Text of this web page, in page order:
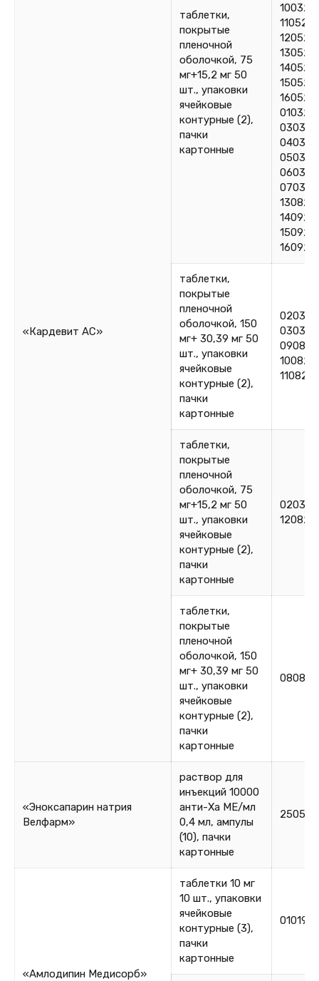
«Кардевит АС»
таблетки,
покрытые
пленочной
оболочкой, 75
мг+15,2 мг 50
шт., упаковки
ячейковые
контурные (2),
пачки
картонные
100324,
110524,
120524,
130524,
140524,
150524,
160524,
010325,
130825,
140925,
150925,
таблетки,
покрытые
пленочной
оболочкой, 150
мг+ 30,39 мг 50
шт., упаковки
ячейковые
контурные (2),
пачки
картонные
100825,
110825
таблетки,
покрытые
пленочной
оболочкой, 75
мг+15,2 мг 50
шт., упаковки
ячейковые
контурные (2),
пачки
картонные
120825
таблетки,
покрытые
пленочной
оболочкой, 150
мг+ 30,39 мг 50
шт., упаковки
ячейковые
контурные (2),
пачки
картонные
080825
«Эноксапарин натрия
Велфарм»
раствор для
инъекций 10000
анти-Ха МЕ/мл
0,4 мл, ампулы
(10), пачки
картонные
250525
«Амлодипин Медисорб»
таблетки 10 мг
10 шт., упаковки
ячейковые
контурные (3),
пачки
картонные